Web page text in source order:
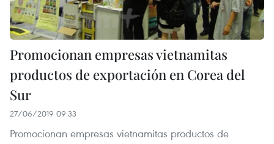
Promocionan empresas vietnamitas
productos de exportación en Corea del
Sur
27/06/2019 09:33
Promocionan empresas vietnamitas productos de